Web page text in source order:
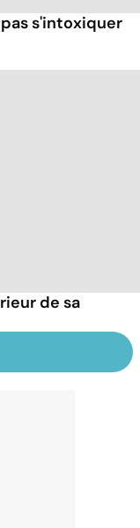
s'intoxiquer
de sa